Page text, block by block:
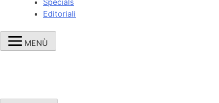
Editoriali
MENÙ